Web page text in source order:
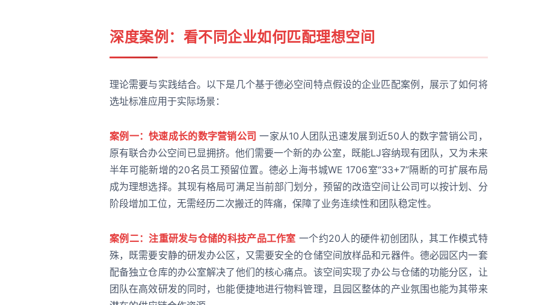
深度案例：看不同企业如何匹配理想空间
理论需要与实践结合。以下是几个基于德必空间特点假设的企业匹配案例，展示了如何将
选址标准应用于实际场景：
案例一：快速成长的数字营销公司 一家从10人团队迅速发展到近50人的数字营销公司，
原有联合办公空间已显拥挤。他们需要一个新的办公室，既能LJ容纳现有团队，又为未来
半年可能新增的20名员工预留位置。德必上海书城WE 1706室“33+7”隔断的可扩展布局
成为理想选择。其现有格局可满足当前部门划分，预留的改造空间让公司可以按计划、分
阶段增加工位，无需经历二次搬迁的阵痛，保障了业务连续性和团队稳定性。
案例二：注重研发与仓储的科技产品工作室 一个约20人的硬件初创团队，其工作模式特
殊，既需要安静的研发办公区，又需要安全的仓储空间放样品和元器件。德必园区内一套
配备独立仓库的办公室解决了他们的核心痛点。该空间实现了办公与仓储的功能分区，让
团队在高效研发的同时，也能便捷地进行物料管理，且园区整体的产业氛围也能为其带来